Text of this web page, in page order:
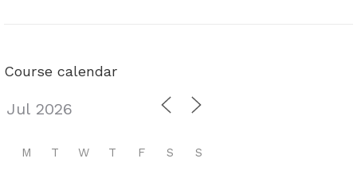
Course calendar
M T W T F S S